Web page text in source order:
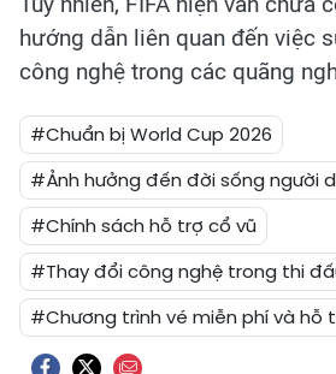
hướng dẫn liên quan đến việc
công nghệ trong các quãng
#Chuẩn bị World Cup 2026
#Ảnh hưởng đến đời sống người
#Chính sách hỗ trợ cổ vũ
#Thay đổi công nghệ trong thi
#Chương trình vé miễn phí và hỗ